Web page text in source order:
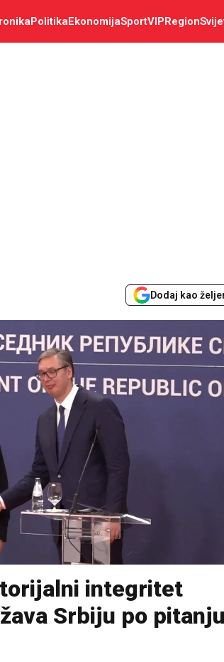
PolitikaEkonomijaSportVIPRegion
Dodaj kao
integritet
Srbiju po pitanju